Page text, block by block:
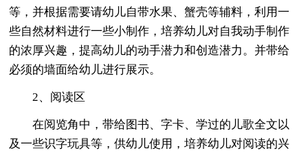
等，并根据需要请幼儿自带水果、蟹壳等辅料，利用一
些自然材料进行一些小制作，培养幼儿对自我动手制作
的浓厚兴趣，提高幼儿的动手潜力和创造潜力。并带给
必须的墙面给幼儿进行展示。
2、阅读区
在阅览角中，带给图书、字卡、学过的儿歌全文以
及一些识字玩具等，供幼儿使用，培养幼儿对阅读的兴